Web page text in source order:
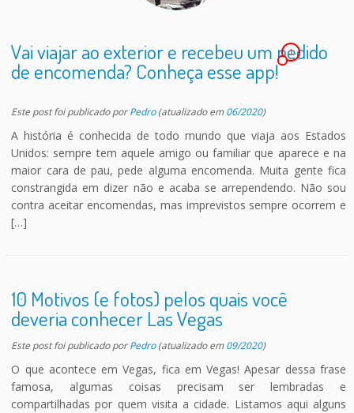
Vai viajar ao exterior e recebeu um pedido
de encomenda? Conheça esse app!
1
Este post foi publicadoporPedro(atualizado em06/2020)
A história é conhecida de todo mundo que viaja aos Estados
Unidos: sempre tem aquele amigo ou familiar que aparece e na
maior cara de pau, pede alguma encomenda. Muita gente fica
constrangida em dizer não e acaba se arrependendo. Não sou
contra aceitar encomendas, mas imprevistos sempre ocorrem e
[…]
10 Motivos (e fotos) pelos quais você
deveria conhecer Las Vegas
Este post foi publicadoporPedro(atualizado em09/2020)
O que acontece em Vegas, fica em Vegas! Apesar dessa frase
famosa, algumas coisas precisam ser lembradas e
compartilhadas por quem visita a cidade. Listamos aqui alguns